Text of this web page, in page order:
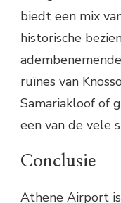
biedt een mix
historische
ruïnes van
Samariakloof of
een van de vele
Conclusie
Athene Airport